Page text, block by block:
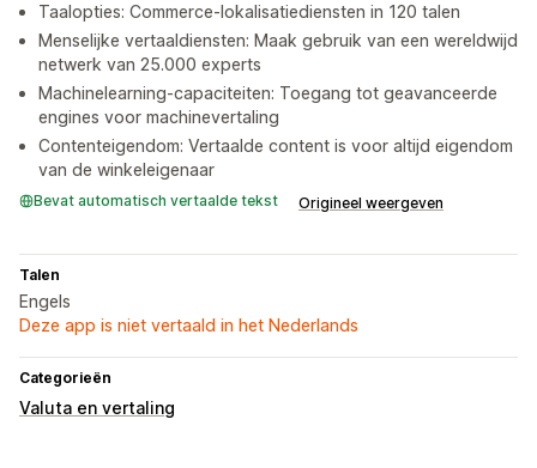
Taalopties: Commerce-lokalisatiediensten in 120 talen
Menselijke vertaaldiensten: Maak gebruik van een wereldwijd
netwerk van 25.000 experts
Machinelearning-capaciteiten: Toegang tot geavanceerde
engines voor machinevertaling
Contenteigendom: Vertaalde content is voor altijd eigendom
van de winkeleigenaar
Bevat automatisch vertaalde tekst Origineel weergeven
Talen
Engels
Deze app is niet vertaald in het Nederlands
Categorieën
Valuta en vertaling